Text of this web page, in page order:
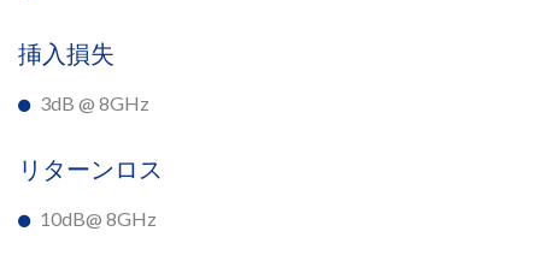
挿入損失
3dB @ 8GHz
リターンロス
10dB@ 8GHz